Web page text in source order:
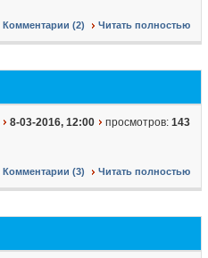
Комментарии (2) Читать полностью
8-03-2016, 12:00 просмотров: 143
Комментарии (3) Читать полностью